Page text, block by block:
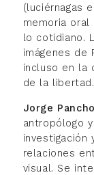
(luciérnagas
memoria
lo cotidiano.
imágenes de
incluso en la
de la libertad.
Jorge
antropólogo
investigación
relaciones
visual. Se